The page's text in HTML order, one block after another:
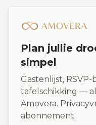
Plan jullie
simpel
Gastenlijst,
tafelschikking —
Amovera.
abonnement.